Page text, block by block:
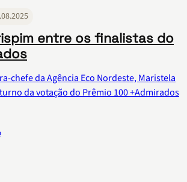
entre os finalistas do
chefe da Agência Eco Nordeste, Maristela
da votação do Prêmio 100 +Admirados